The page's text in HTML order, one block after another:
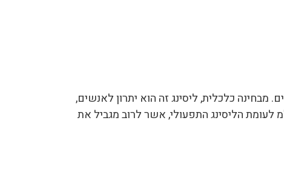
מבחינה כלכלית, ליסינג זה הוא יתרון לאנשים,
לעומת הליסינג התפעולי, אשר לרוב מגביל את